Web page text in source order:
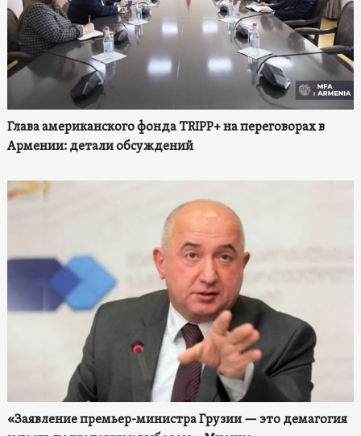
Глава американского фонда TRIPP+ на переговорах в
Армении: детали обсуждений
«Заявление премьер-министра Грузии — это демагогия